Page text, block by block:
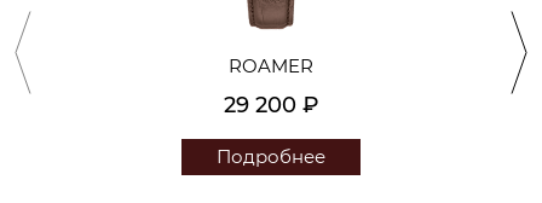
ROAMER
29 200 ₽
Подробнее